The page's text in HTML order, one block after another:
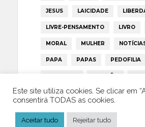
JESUS LAICIDADE
LIVRE-PENSAMENTO LIVRO
MORAL MULHER
PAPA PAPAS PEDOFILIA
PORTUGAL RELIGIÃO
TRUMP VATICANO
Este site utiliza cookies. Se clicar em
consentirá TODAS as cookies.
Aceitar tudo Rejeitar tudo